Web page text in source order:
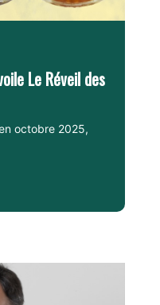
Le Réveil des
octobre 2025,